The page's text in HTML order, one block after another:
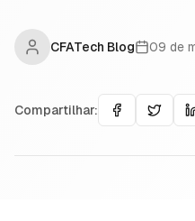
CFATech Blog 09 de
Compartilhar: